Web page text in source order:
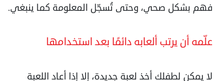
فهم بشكل صحي، وحتى تُسجّل المعلومة كما ينبغي.
علّمه أن يرتب ألعابه دائمًا بعد استخدامها
لا يمكن لطفلك أخذ لعبة جديدة، إلا إذا أعاد اللعبة